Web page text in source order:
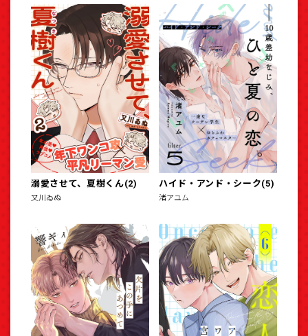
溺愛させて、夏樹くん(2)
又川ゐぬ
ハイド・アンド・シーク(5)
渚アユム